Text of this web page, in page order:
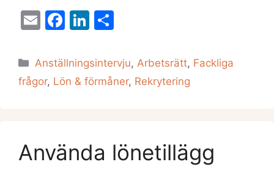
E
ai
l
F
c
e
k
Li
k
e
a
Kategorier
Anställningsintervju,Arbetsrätt, Fackliga
frågor, Lön & förmåner, Rekrytering
Använda lönetillägg